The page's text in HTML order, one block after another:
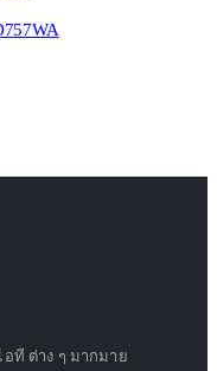
ที ต่าง ๆ มากมาย